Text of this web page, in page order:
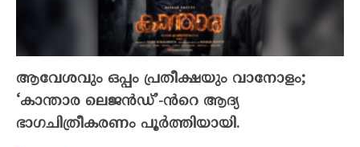
ആവേശവും ഒപ്പം പ്രതീക്ഷയും വാനോളം;
‘കാന്താര ലെജൻഡ്’-ൻറെ ആദ്യ
ഭാഗചിത്രീകരണം പൂർത്തിയായി.